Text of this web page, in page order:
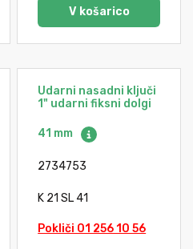
V košarico
Udarni nasadni ključi
1" udarni fiksni dolgi
41 mm
2734753
K 21 SL 41
Pokliči 01 256 10 56